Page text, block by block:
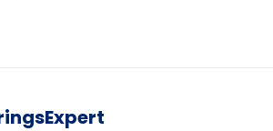
Drenth Buighout & Multidesk: